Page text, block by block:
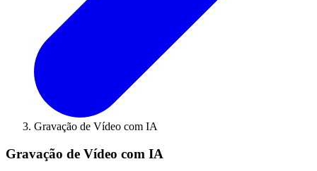
Gravação de Vídeo com IA
Gravação de Vídeo com IA